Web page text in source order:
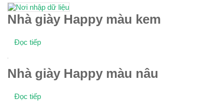
Nhà giày Happy màu kem
Đọc tiếp
Nhà giày Happy màu nâu
Đọc tiếp